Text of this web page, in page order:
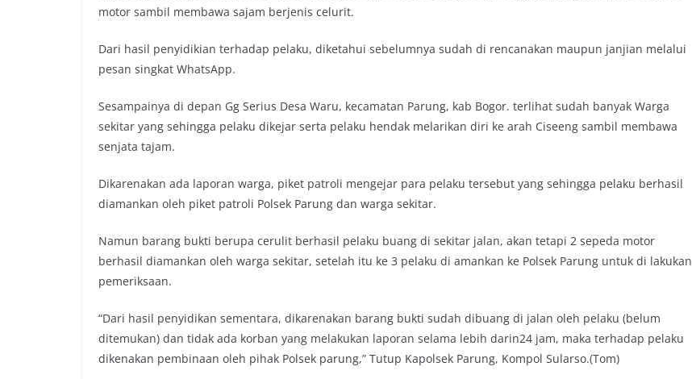
motor sambil membawa sajam berjenis celurit.
Dari hasil penyidikian terhadap pelaku, diketahui sebelumnya sudah di rencanakan maupun janjian melalui
pesan singkat WhatsApp.
Sesampainya di depan Gg Serius Desa Waru, kecamatan Parung, kab Bogor. terlihat sudah banyak Warga
sekitar yang sehingga pelaku dikejar serta pelaku hendak melarikan diri ke arah Ciseeng sambil membawa
senjata tajam.
Dikarenakan ada laporan warga, piket patroli mengejar para pelaku tersebut yang sehingga pelaku berhasil
diamankan oleh piket patroli Polsek Parung dan warga sekitar.
Namun barang bukti berupa cerulit berhasil pelaku buang di sekitar jalan, akan tetapi 2 sepeda motor
berhasil diamankan oleh warga sekitar, setelah itu ke 3 pelaku di amankan ke Polsek Parung untuk di lakukan
pemeriksaan.
“Dari hasil penyidikan sementara, dikarenakan barang bukti sudah dibuang di jalan oleh pelaku (belum
ditemukan) dan tidak ada korban yang melakukan laporan selama lebih darin24 jam, maka terhadap pelaku
dikenakan pembinaan oleh pihak Polsek parung,” Tutup Kapolsek Parung, Kompol Sularso.(Tom)